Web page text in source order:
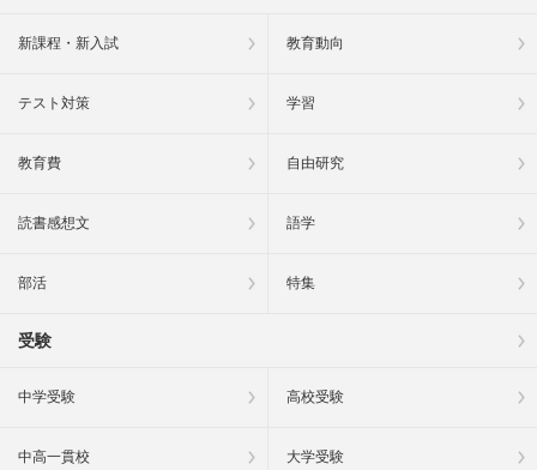
新課程・新入試 教育動向
テスト対策 学習
教育費 自由研究
読書感想文 語学
部活 特集
受験
中学受験 高校受験
中高一貫校 大学受験